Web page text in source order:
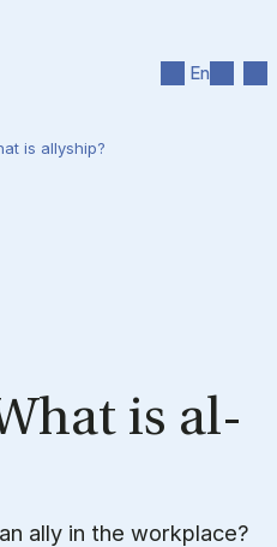
En
is allyship?
is al­
ally in the workplace?